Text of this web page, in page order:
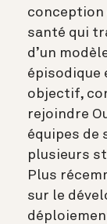
conception
santé qui
d’un
épisodique
objectif,
rejoindre
équipes de
plusieurs
Plus
sur le